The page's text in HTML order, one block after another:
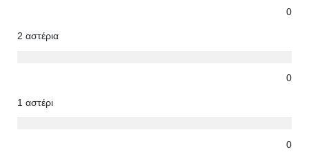
0
2 αστέρια
0
1 αστέρι
0